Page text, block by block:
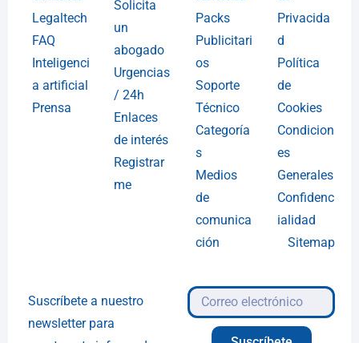
Legaltech
FAQ
Inteligenci
a artificial
Prensa
Solicita
un
abogado
Urgencias
/ 24h
Enlaces
de interés
Registrar
me
Packs
Publicitari
os
Soporte
Técnico
Categoría
s
Medios
de
comunica
ción
Privacida
d
Política
de
Cookies
Condicion
es
Generales
Confidenc
ialidad
Sitemap
Suscríbete a nuestro
newsletter para